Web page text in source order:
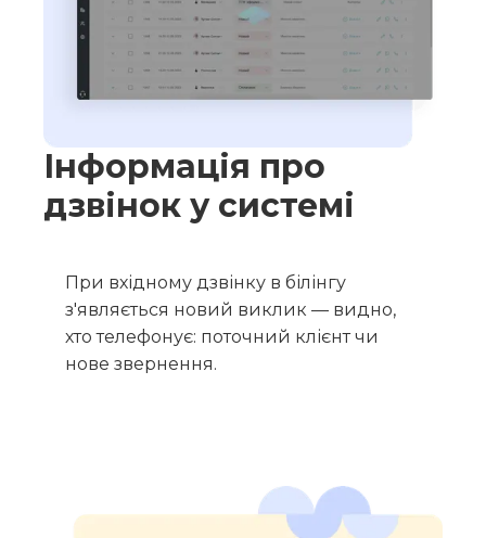
Інформація про
дзвінок у системі
При вхідному дзвінку в білінгу
з'являється новий виклик — видно,
хто телефонує: поточний клієнт чи
нове звернення.